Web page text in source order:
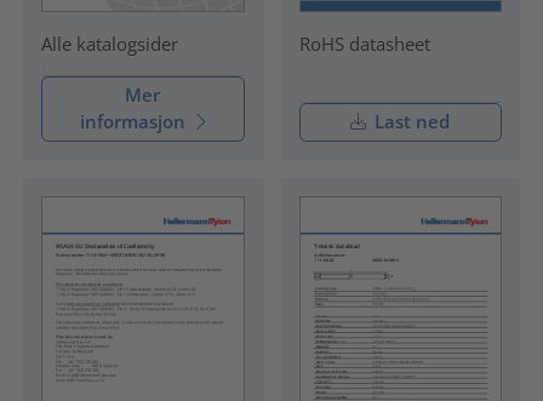
Alle katalogsider
Mer
informasjon
RoHS datasheet
Last ned